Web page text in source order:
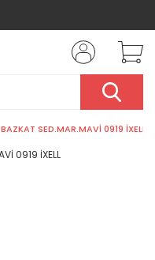
BAZKAT SED.MAR.MAVİ 0919 İXELL